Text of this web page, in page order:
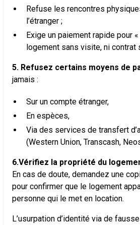
Refuse les rencontres
l’étranger ;
Exige un paiement rapide pour
logement sans visite, ni contrat
5. Refusez certains moyens de
jamais :
Sur un compte étranger,
En espèces,
Via des services de transfert
(Western Union, Transcash,
6.Vérifiez la propriété du
En cas de doute, demandez une
pour confirmer que le logement
personne qui le met en location.
L’usurpation d’identité via de